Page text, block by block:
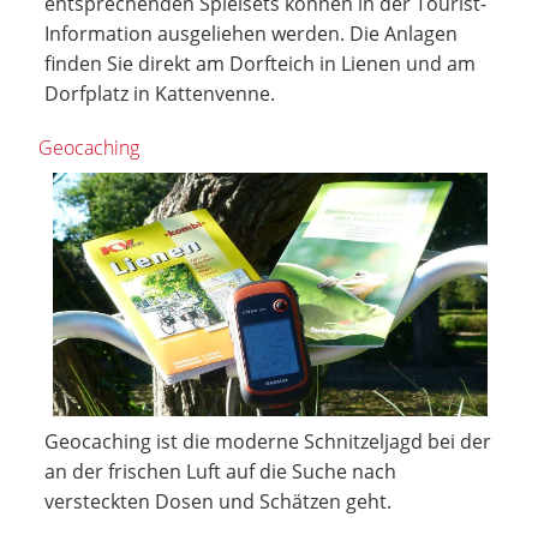
Information ausgeliehen werden. Die Anlagen
finden Sie direkt am Dorfteich in Lienen und am
Dorfplatz in Kattenvenne.
Geocaching
Geocaching ist die moderne Schnitzeljagd bei der
an der frischen Luft auf die Suche nach
versteckten Dosen und Schätzen geht.